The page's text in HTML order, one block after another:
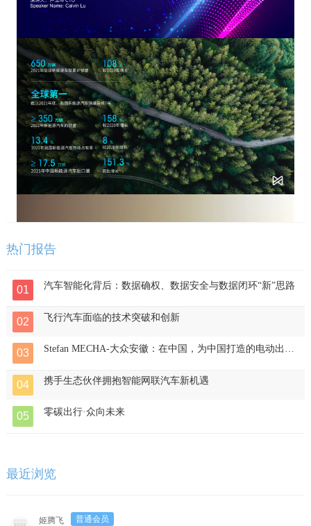
热门报告
01 汽车智能化背后：数据确权、数据安全与数据闭环“新”思路
02 飞行汽车面临的技术突破和创新
03
Stefan MECHA-大众安徽：在中国，为中国打造的电动出行
04 携手生态伙伴拥抱智能网联汽车新机遇
05 零碳出行·众向未来
最近浏览
姬腾飞 普通会员